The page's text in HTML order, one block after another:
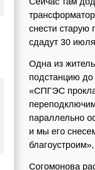
снести старую
сдадут 30
Одна из
подстанцию до
«СПГЭС
параллельно
и мы его
Согомонова